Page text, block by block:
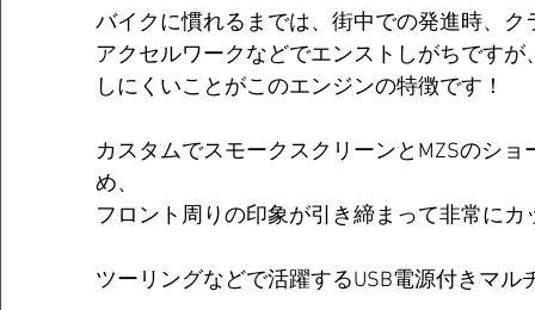
バイクに慣れるまでは、街中での発進時、
アクセルワークなどでエンストしがちです
しにくいことがこのエンジンの特徴です！
カスタムでスモークスクリーンとMZSのシ
め、
フロント周りの印象が引き締まって非常にカ
ツーリングなどで活躍するUSB電源付きマ